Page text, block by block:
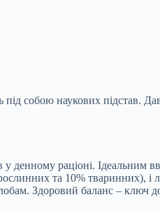
собою наукових підстав.
денному раціоні. Ідеальним
та 10% тваринних),
Здоровий баланс – ключ